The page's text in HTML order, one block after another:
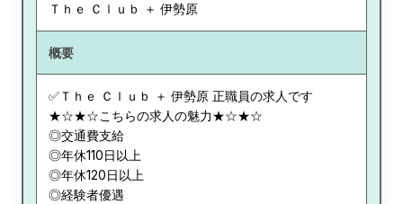
Ｔｈｅ Ｃｌｕｂ ＋ 伊勢原
概要
✅Ｔｈｅ Ｃｌｕｂ ＋ 伊勢原 正職員の求人です
★☆★☆こちらの求人の魅力★☆★☆
◎交通費支給
◎年休110日以上
◎年休120日以上
◎経験者優遇